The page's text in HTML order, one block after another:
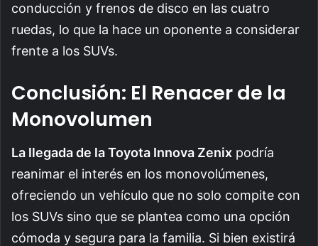
conducción y frenos de disco en las cuatro
ruedas, lo que la hace un oponente a considerar
frente a los SUVs.
Conclusión: El Renacer de la
Monovolumen
La llegada de la Toyota Innova Zenix podría
reanimar el interés en los monovolúmenes,
ofreciendo un vehículo que no solo compite con
los SUVs sino que se plantea como una opción
cómoda y segura para la familia. Si bien existirá